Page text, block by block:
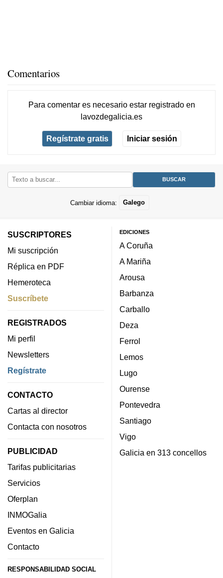
Comentarios
Para comentar es necesario estar registradoen
lavozdegalicia.es
Regístrate gratis Iniciar sesión
Cambiar idioma: Galego
SUSCRIPTORES
Mi suscripción
Réplica en PDF
Hemeroteca
Suscríbete
REGISTRADOS
Mi perfil
Newsletters
Regístrate
CONTACTO
Cartas al director
Contacta con nosotros
PUBLICIDAD
Tarifas publicitarias
Servicios
Oferplan
INMOGalia
Eventos en Galicia
Contacto
RESPONSABILIDAD SOCIAL
EDICIONES
A Coruña
A Mariña
Arousa
Barbanza
Carballo
Deza
Ferrol
Lemos
Lugo
Ourense
Pontevedra
Santiago
Vigo
Galicia en 313 concellos